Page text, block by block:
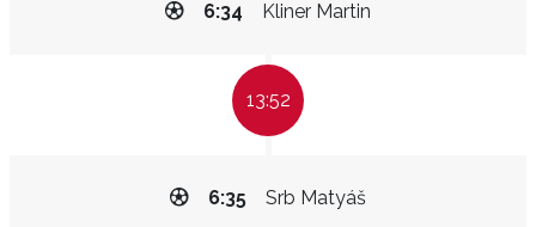
Kliner Martin
6:34
13:52
Srb Matyáš
6:35